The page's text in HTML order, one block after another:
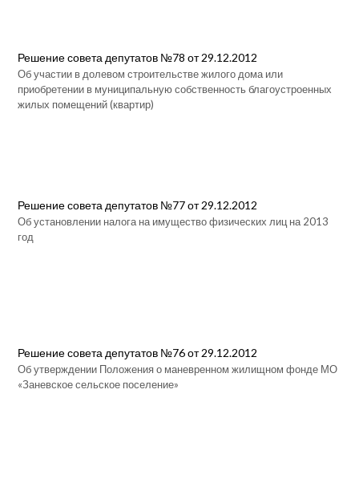
Решение совета депутатов №78 от 29.12.2012
Об участии в долевом строительстве жилого дома или
приобретении в муниципальную собственность благоустроенных
жилых помещений (квартир)
Решение совета депутатов №77 от 29.12.2012
Об установлении налога на имущество физических лиц на 2013
год
Решение совета депутатов №76 от 29.12.2012
Об утверждении Положения о маневренном жилищном фонде МО
«Заневское сельское поселение»